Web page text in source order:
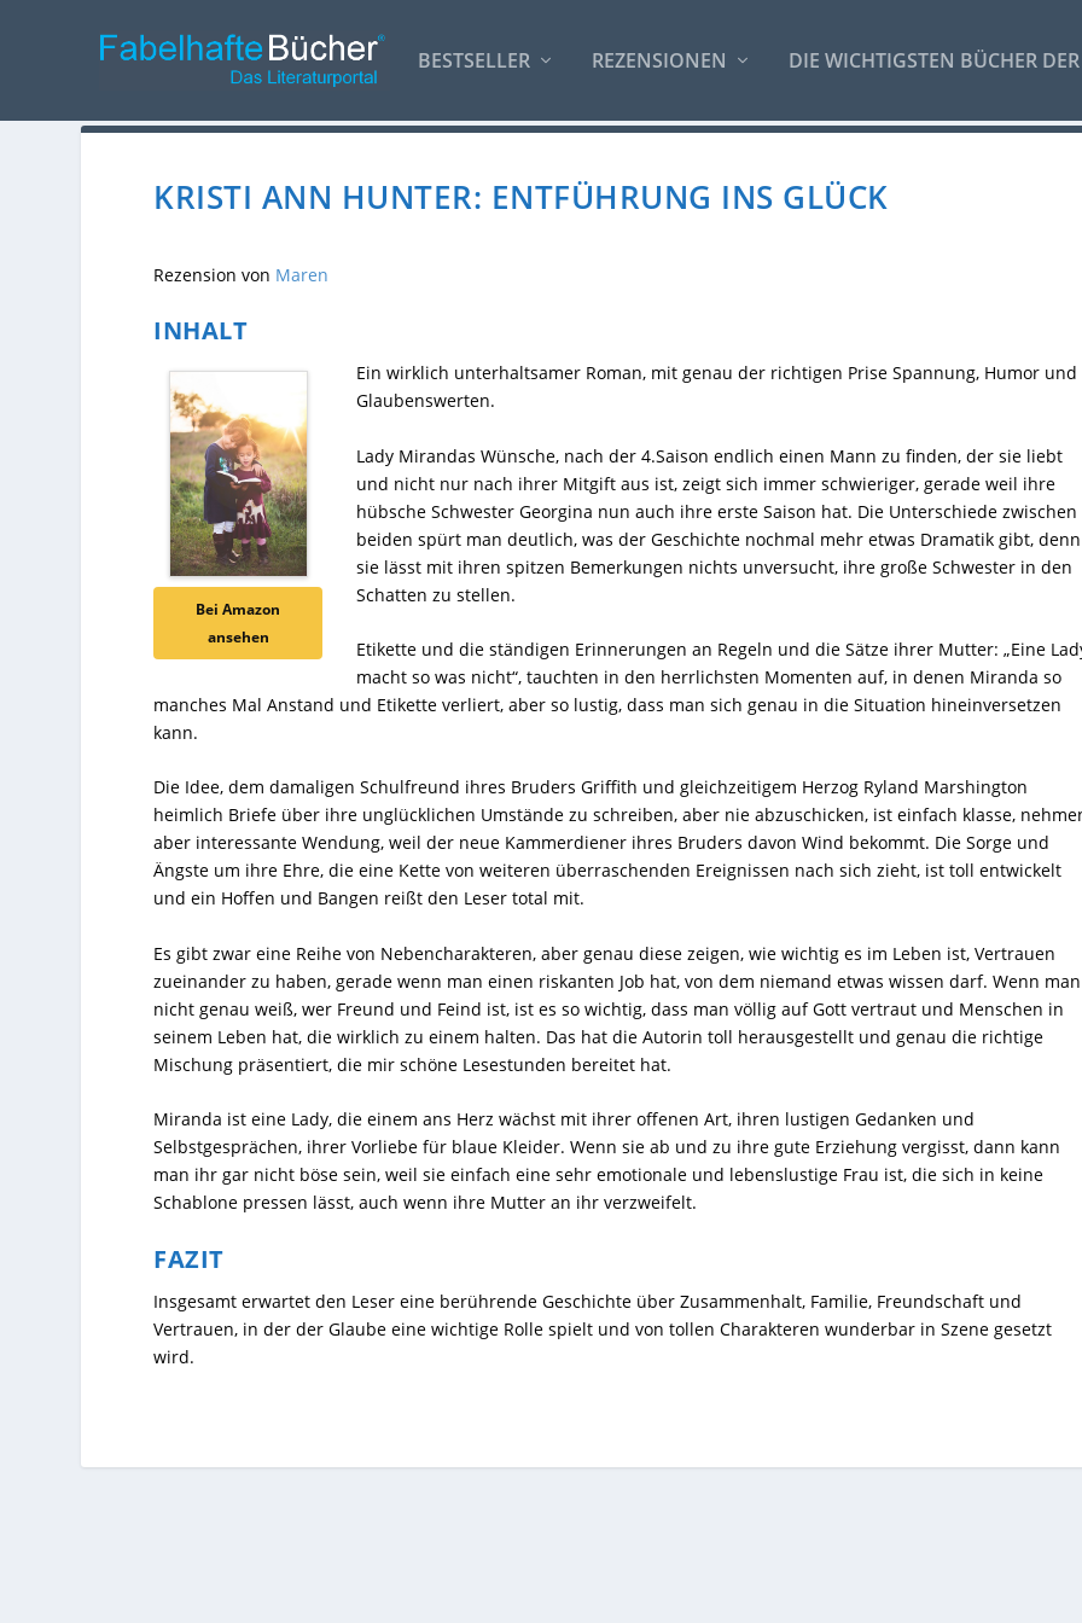
BESTSELLER REZENSIONEN DIE WICHTIGSTEN BÜCHER
KRISTI ANN HUNTER: ENTFÜHRUNG INS GLÜCK
Rezension von Maren
INHALT
Bei Amazon
ansehen
Ein wirklich unterhaltsamer Roman, mit genau der richtigen Prise Spannung, Humor und
Glaubenswerten.
Lady Mirandas Wünsche, nach der 4.Saison endlich einen Mann zu finden, der sie liebt
und nicht nur nach ihrer Mitgift aus ist, zeigt sich immer schwieriger, gerade weil ihre
hübsche Schwester Georgina nun auch ihre erste Saison hat. Die Unterschiede zwischen
beiden spürt man deutlich, was der Geschichte nochmal mehr etwas Dramatik gibt, denn
sie lässt mit ihren spitzen Bemerkungen nichts unversucht, ihre große Schwester in den
Schatten zu stellen.
Etikette und die ständigen Erinnerungen an Regeln und die Sätze ihrer Mutter: „Eine
macht so was nicht“, tauchten in den herrlichsten Momenten auf, in denen Miranda so
manches Mal Anstand und Etikette verliert, aber so lustig, dass man sich genau in die Situation hineinversetzen
kann.
Die Idee, dem damaligen Schulfreund ihres Bruders Griffith und gleichzeitigem Herzog Ryland Marshington
heimlich Briefe über ihre unglücklichen Umstände zu schreiben, aber nie abzuschicken, ist einfach klasse,
aber interessante Wendung, weil der neue Kammerdiener ihres Bruders davon Wind bekommt. Die Sorge und
Ängste um ihre Ehre, die eine Kette von weiteren überraschenden Ereignissen nach sich zieht, ist toll entwickelt
und ein Hoffen und Bangen reißt den Leser total mit.
Es gibt zwar eine Reihe von Nebencharakteren, aber genau diese zeigen, wie wichtig es im Leben ist, Vertrauen
zueinander zu haben, gerade wenn man einen riskanten Job hat, von dem niemand etwas wissen darf. Wenn man
nicht genau weiß, wer Freund und Feind ist, ist es so wichtig, dass man völlig auf Gott vertraut und Menschen in
seinem Leben hat, die wirklich zu einem halten. Das hat die Autorin toll herausgestellt und genau die richtige
Mischung präsentiert, die mir schöne Lesestunden bereitet hat.
Miranda ist eine Lady, die einem ans Herz wächst mit ihrer offenen Art, ihren lustigen Gedanken und
Selbstgesprächen, ihrer Vorliebe für blaue Kleider. Wenn sie ab und zu ihre gute Erziehung vergisst, dann kann
man ihr gar nicht böse sein, weil sie einfach eine sehr emotionale und lebenslustige Frau ist, die sich in keine
Schablone pressen lässt, auch wenn ihre Mutter an ihr verzweifelt.
FAZIT
Insgesamt erwartet den Leser eine berührende Geschichte über Zusammenhalt, Familie, Freundschaft und
Vertrauen, in der der Glaube eine wichtige Rolle spielt und von tollen Charakteren wunderbar in Szene gesetzt
wird.